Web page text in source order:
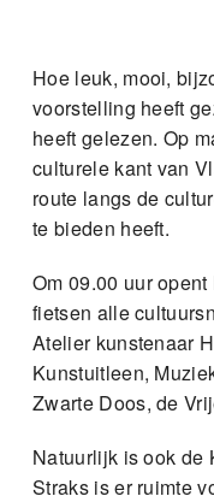
Hoe leuk, mooi,
voorstelling heeft
heeft gelezen. Op
culturele kant van
route langs de
te bieden heeft.
Om 09.00 uur
fietsen alle
Atelier kunstenaar
Kunstuitleen,
Zwarte Doos, de
Natuurlijk is ook de
Straks is er ruimte